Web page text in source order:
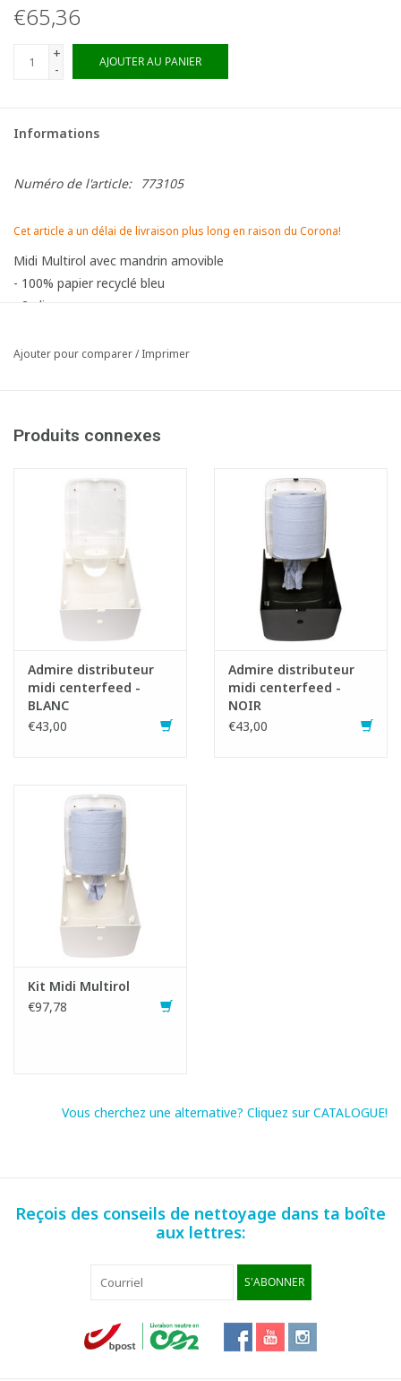
€65,36
+
-
AJOUTER AU PANIER
Informations
Numéro de l'article: 773105
Cet article a un délai de livraison plus long en raison du Corona!
Midi Multirol avec mandrin amovible
- 100% papier recyclé bleu
- 2 plis
- Largeur rouleau 20 cm
Fiche produit
Ajouter pour comparer/Imprimer
Produits connexes
Admire distributeur
midi centerfeed -
BLANC
€43,00
Admire distributeur
midi centerfeed -
NOIR
€43,00
Kit Midi Multirol
€97,78
Vous cherchez une alternative? Cliquez sur CATALOGUE!
Reçois des conseils de nettoyage dans ta boîte
aux lettres:
S'ABONNER